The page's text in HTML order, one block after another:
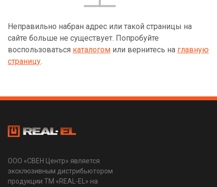
Неправильно набран адрес или такой страницы на
сайте больше не существует. Попробуйте
воспользоваться каталогом или вернитесь на главную
страницу.
ООО «СВЕН Центр» является
эксклюзивным дистрибьютором
продукции ТМ «REAL-EL» на